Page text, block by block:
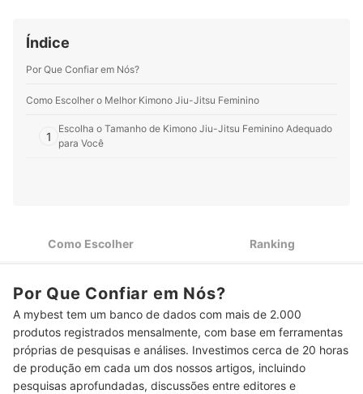
Índice
Por Que Confiar em Nós?
Como Escolher o Melhor Kimono Jiu-Jitsu Feminino
1
Escolha o Tamanho de Kimono Jiu-Jitsu Feminino Adequado
para Você
Escolha a Cor Conforme a Finalidade e Levando em Conta
seu Estilo
5 Confira se o Kimono Possui Patches e como São Feitos
Top 10 Melhores Kimonos Jiu-Jitsu Femininos
Confira Também Itens para Te Acompanhar nos Treinos
Como Escolher Ranking
Por Que Confiar em Nós?
A mybest tem um banco de dados com mais de 2.000
produtos registrados mensalmente, com base em ferramentas
próprias de pesquisas e análises. Investimos cerca de 20 horas
de produção em cada um dos nossos artigos, incluindo
pesquisas aprofundadas, discussões entre editores e